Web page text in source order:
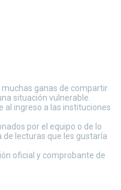
ganas de compartir
situación vulnerable.
al ingreso a las instituciones
por el equipo o de lo
lecturas que les gustaría
oficial y comprobante de